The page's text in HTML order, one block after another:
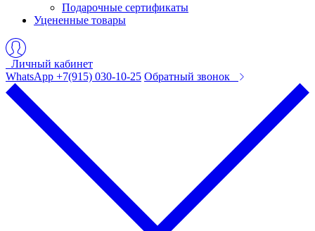
Подарочные сертификаты
Уцененные товары
Личный кабинет
WhatsApp +7(915) 030-10-25 Обратный звонок